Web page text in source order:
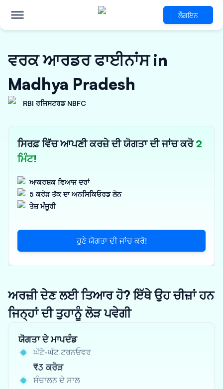
ਲੌਗਇਨ
ਵਰਕ ਆਰਡਰ ਫਾਈਨਾਂਸ in
Madhya Pradesh
RBI ਰਜਿਸਟਰਡ NBFC
ਸਿਰਫ਼ ਵਿੱਚ ਆਪਣੀ ਕਰਜ਼ੇ ਦੀ ਯੋਗਤਾ ਦੀ ਜਾਂਚ ਕਰੋ2
ਮਿੰਟ!
ਆਕਰਸ਼ਕ ਵਿਆਜ ਦਰਾਂ
5 ਕਰੋੜ ਤੱਕ ਦਾ ਅਨਸਿਕਿਓਰਡ ਲੋਨ
ਤੇਜ਼ ਮੰਜੂਰੀ
ਹੁਣੇ ਯੋਗਤਾ ਦੀ ਜਾਂਚ ਕਰੋ!
ਅਰਜ਼ੀ ਦੇਣ ਲਈ ਤਿਆਰ ਹੋ? ਇੱਥੇ ਉਹ ਚੀਜ਼ਾਂ ਹਨ
ਜਿਨ੍ਹਾਂ ਦੀ ਤੁਹਾਨੂੰ ਲੋੜ ਪਵੇਗੀ
ਯੋਗਤਾ ਦੇ ਮਾਪਦੰਡ
ਘੱਟੋ-ਘੱਟ ਟਰਨਓਵਰ
₹3 ਕਰੋੜ
ਸੰਚਾਲਨ ਦੇ ਸਾਲ